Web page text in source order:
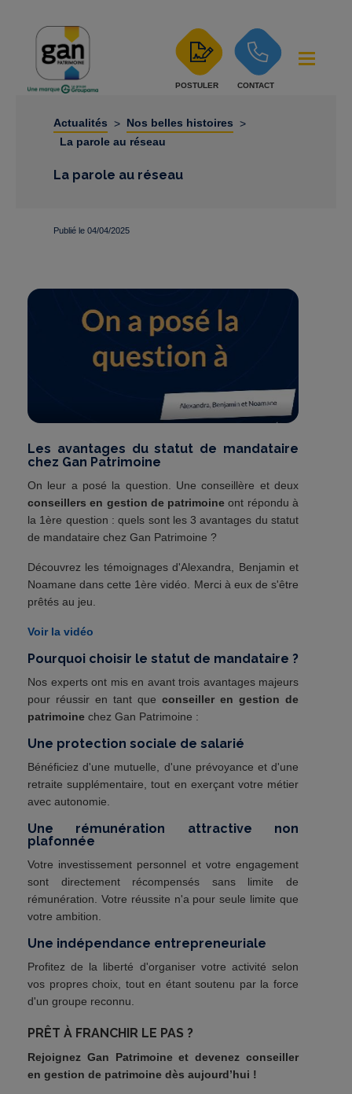
POSTULER CONTACT
Actualités > Nos belles histoires >
La parole au réseau
La parole au réseau
Publié le 04/04/2025
Les avantages du statut de mandataire
chez Gan Patrimoine
On leur a posé la question. Une conseillère et deux
conseillers en gestion de patrimoine ont répondu à
la 1ère question : quels sont les 3 avantages du statut
de mandataire chez Gan Patrimoine ?
Découvrez les témoignages d'Alexandra, Benjamin et
Noamane dans cette 1ère vidéo. Merci à eux de s'être
prêtés au jeu.
Voir la vidéo
Pourquoi choisir le statut de mandataire ?
Nos experts ont mis en avant trois avantages majeurs
pour réussir en tant que conseiller en gestion de
patrimoine chez Gan Patrimoine :
Une protection sociale de salarié
Bénéficiez d'une mutuelle, d'une prévoyance et d'une
retraite supplémentaire, tout en exerçant votre métier
avec autonomie.
Une rémunération attractive non
plafonnée
Votre investissement personnel et votre engagement
sont directement récompensés sans limite de
rémunération. Votre réussite n'a pour seule limite que
votre ambition.
Une indépendance entrepreneuriale
Profitez de la liberté d'organiser votre activité selon
vos propres choix, tout en étant soutenu par la force
d'un groupe reconnu.
PRÊT À FRANCHIR LE PAS ?
Rejoignez Gan Patrimoine et devenez conseiller
en gestion de patrimoine dès aujourd’hui !